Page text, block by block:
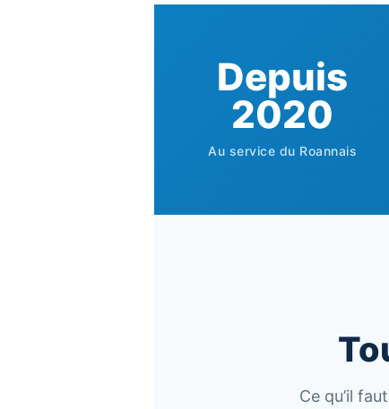
Depuis
2020
Au service du Roannais
Ce qu’il